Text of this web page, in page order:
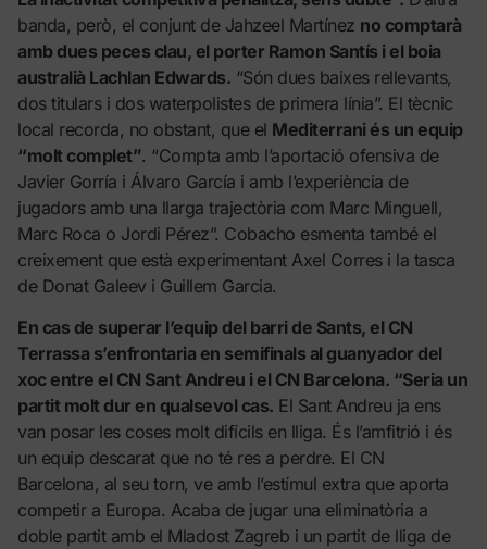
banda, però, el conjunt de Jahzeel Martínez no comptarà
amb dues peces clau, el porter Ramon Santís i el boia
australià Lachlan Edwards. “Són dues baixes rellevants,
dos titulars i dos waterpolistes de primera línia”. El tècnic
local recorda, no obstant, que el Mediterrani és un equip
“molt complet”. “Compta amb l’aportació ofensiva de
Javier Gorría i Álvaro García i amb l’experiència de
jugadors amb una llarga trajectòria com Marc Minguell,
Marc Roca o Jordi Pérez”. Cobacho esmenta també el
creixement que està experimentant Axel Corres i la tasca
de Donat Galeev i Guillem Garcia.
En cas de superar l’equip del barri de Sants, el CN
Terrassa s’enfrontaria en semifinals al guanyador del
xoc entre el CN Sant Andreu i el CN Barcelona. “Seria un
partit molt dur en qualsevol cas. El Sant Andreu ja ens
van posar les coses molt difícils en lliga. És l’amfitrió i és
un equip descarat que no té res a perdre. El CN
Barcelona, al seu torn, ve amb l’estímul extra que aporta
competir a Europa. Acaba de jugar una eliminatòria a
doble partit amb el Mladost Zagreb i un partit de lliga de